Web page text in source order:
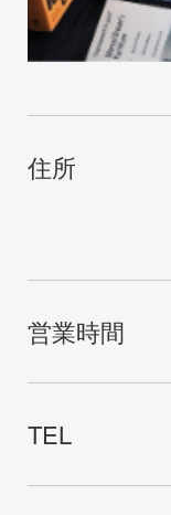
住所
営業時間
TEL